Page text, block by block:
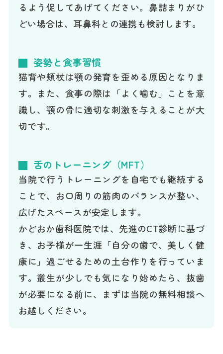
るよう促してあげてください。鼻詰まりがひ
どい場合は、耳鼻科との連携も検討します。
姿勢と食事習慣
猫背や頬杖は顎の発育を歪める原因となりま
す。また、食事の際は「よく噛む」ことを意
識し、顎の骨に適切な刺激を与えることが大
切です。
舌のトレーニング（MFT）
当院で行うトレーニングを自宅でも継続する
ことで、お口周りの筋肉のバランスが整い、
広げたスペースが安定します。
かどおか歯科医院では、先進のCT診断に基づ
き、お子様が一生涯「自分の歯で、美しく健
康に」過ごせるための土台作りを行っていま
す。叢生が少しでも気になり始めたら、抜歯
が必要になる前に、まずは当院の無料相談へ
お越しください。